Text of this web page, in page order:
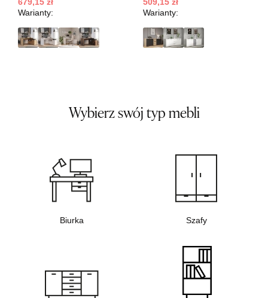
Warianty:
Warianty:
Wybierz swój typ mebli
Biurka Szafy